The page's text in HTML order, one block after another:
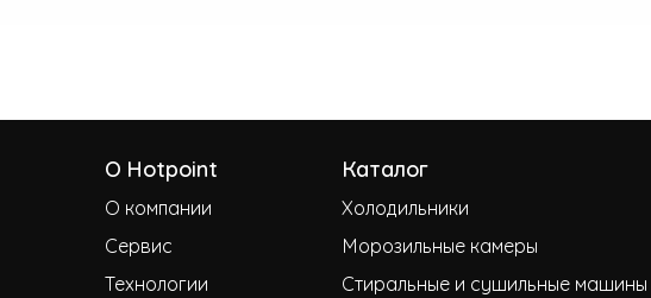
О Hotpoint
О компании
Сервис
Технологии
Каталог
Холодильники
Морозильные камеры
Стиральные и сушильные машины